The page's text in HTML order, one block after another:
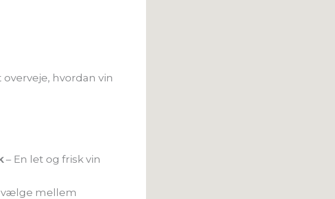
hvordan vin
– En let og frisk vin
vælge mellem